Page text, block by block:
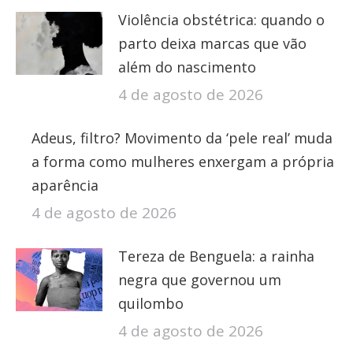
Violência obstétrica: quando o
parto deixa marcas que vão
além do nascimento
4 de agosto de 2026
Adeus, filtro? Movimento da ‘pele real’ muda
a forma como mulheres enxergam a própria
aparência
4 de agosto de 2026
Tereza de Benguela: a rainha
negra que governou um
quilombo
4 de agosto de 2026